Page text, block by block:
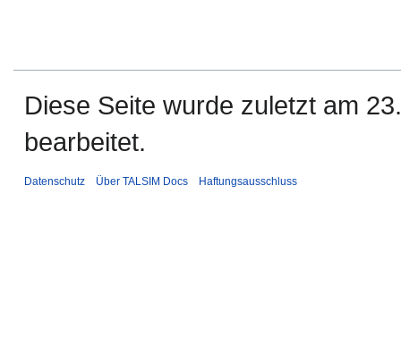
Diese Seite wurde zuletzt am
bearbeitet.
Datenschutz Über TALSIM Docs Haftungsausschluss